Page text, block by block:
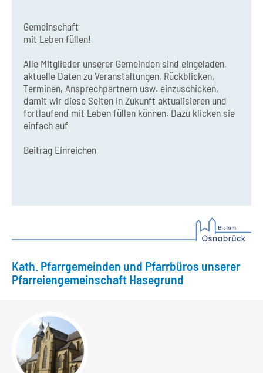
Gemeinschaft
mit Leben füllen!
Alle Mitglieder unserer Gemeinden sind eingeladen,
aktuelle Daten zu Veranstaltungen, Rückblicken,
Terminen, Ansprechpartnern usw. einzuschicken,
damit wir diese Seiten in Zukunft aktualisieren und
fortlaufend mit Leben füllen können. Dazu klicken sie
einfach auf
Beitrag Einreichen
Kath. Pfarrgemeinden und Pfarrbüros unserer
Pfarreiengemeinschaft Hasegrund